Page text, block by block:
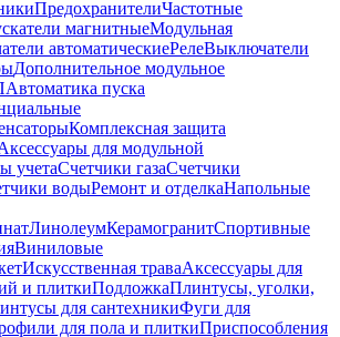
ПредохранителиЧастотные
магнитныеМодульная
автоматическиеРелеВыключатели
Дополнительное модульное
Автоматика пуска
Комплексная защита
для модульной
учетаСчетчики газаСчетчики
водыРемонт и отделкаНапольные
ЛинолеумКерамогранитСпортивные
Виниловые
Искусственная траваАксессуары для
и плиткиПодложкаПлинтусы, уголки,
для сантехникиФуги для
для пола и плиткиПриспособления